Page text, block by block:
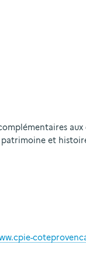
aux
et